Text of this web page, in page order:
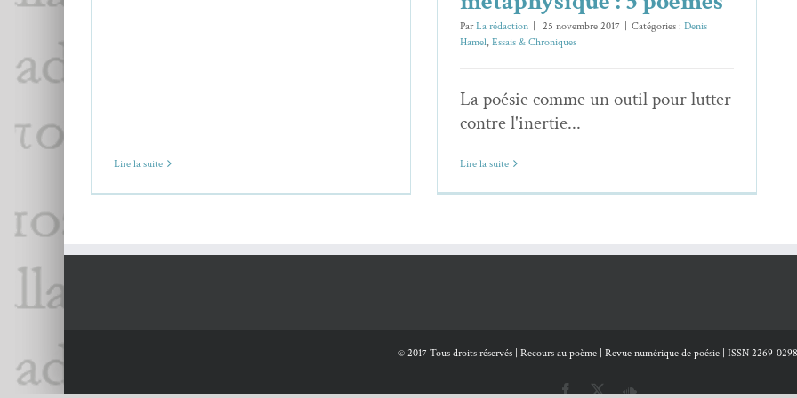
Lire la suite
ParLa rédaction | 25 novembre 2017 | Catégories : Denis
Hamel, Essais & Chroniques
La poésie comme un outil pour lutter
contre l'inertie...
Lire la suite
© 2017 Tous droits réservés | Recours au poème | Revue numérique de poésie | ISSN 2269-0298
Facebook SoundCloud